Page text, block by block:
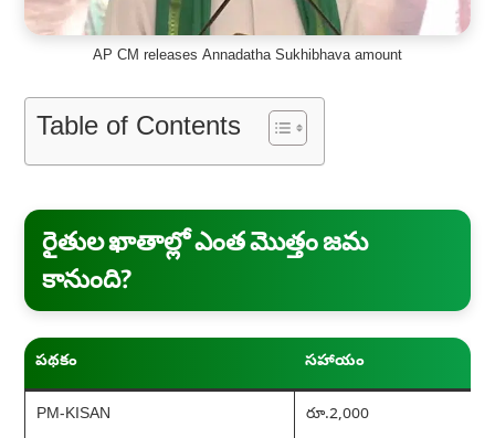
AP CM releases Annadatha Sukhibhava amount
Table of Contents
రైతుల ఖాతాల్లో ఎంత మొత్తం జమ
కానుంది?
పథకం సహాయం
PM-KISAN రూ.2,000